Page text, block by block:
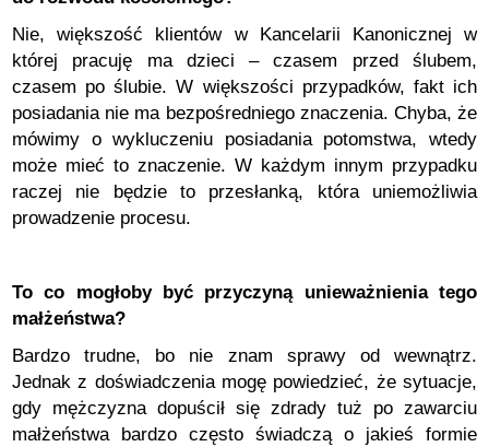
Nie, większość klientów w Kancelarii Kanonicznej w
której pracuję ma dzieci – czasem przed ślubem,
czasem po ślubie. W większości przypadków, fakt ich
posiadania nie ma bezpośredniego znaczenia. Chyba, że
mówimy o wykluczeniu posiadania potomstwa, wtedy
może mieć to znaczenie. W każdym innym przypadku
raczej nie będzie to przesłanką, która uniemożliwia
prowadzenie procesu.
To co mogłoby być przyczyną unieważnienia tego
małżeństwa?
Bardzo trudne, bo nie znam sprawy od wewnątrz.
Jednak z doświadczenia mogę powiedzieć, że sytuacje,
gdy mężczyzna dopuścił się zdrady tuż po zawarciu
małżeństwa bardzo często świadczą o jakieś formie